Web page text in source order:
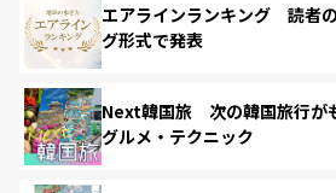
エアラインランキング 読者
グ形式で発表
Next韓国旅 次の韓国旅行が
グルメ・テクニック